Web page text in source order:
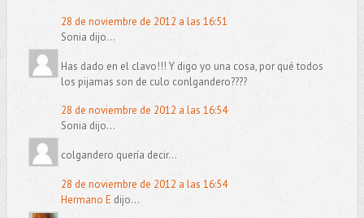
28 de noviembre de 2012 a las 16:51
Sonia dijo...
Has dado en el clavo!!! Y digo yo una cosa, por qué todos
los pijamas son de culo conlgandero????
28 de noviembre de 2012 a las 16:54
Sonia dijo...
colgandero quería decir...
28 de noviembre de 2012 a las 16:54
Hermano E dijo...